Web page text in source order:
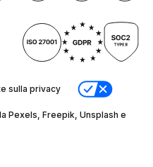
sulla privacy
Pexels, Freepik, Unsplash e